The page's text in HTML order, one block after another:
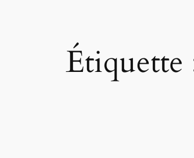
Étiquette